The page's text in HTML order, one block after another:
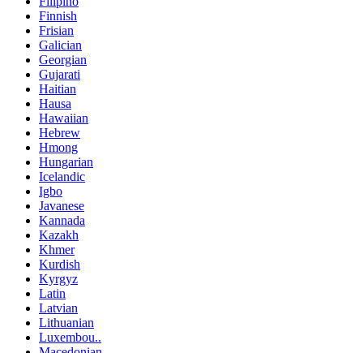
Finnish
Frisian
Galician
Georgian
Gujarati
Haitian
Hausa
Hawaiian
Hebrew
Hmong
Hungarian
Icelandic
Igbo
Javanese
Kannada
Kazakh
Khmer
Kurdish
Kyrgyz
Latin
Latvian
Lithuanian
Luxembou..